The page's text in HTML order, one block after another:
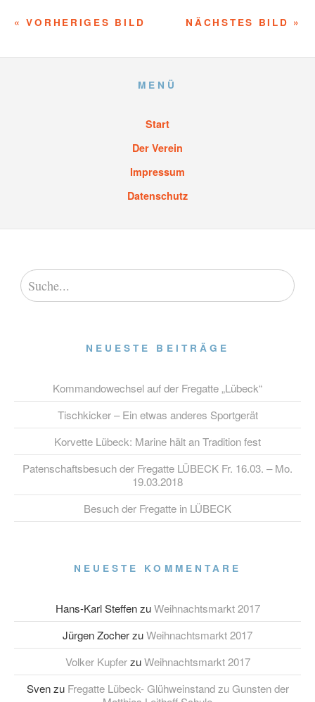
NÄCHSTES BILD »
« VORHERIGES BILD
MENÜ
Start
Der Verein
Impressum
Datenschutz
NEUESTE BEITRÄGE
Kommandowechsel auf der Fregatte „Lübeck“
Tischkicker – Ein etwas anderes Sportgerät
Korvette Lübeck: Marine hält an Tradition fest
Patenschaftsbesuch der Fregatte LÜBECK Fr. 16.03. – Mo.
19.03.2018
Besuch der Fregatte in LÜBECK
NEUESTE KOMMENTARE
Hans-Karl SteffenzuWeihnachtsmarkt 2017
Jürgen ZocherzuWeihnachtsmarkt 2017
Volker KupferzuWeihnachtsmarkt 2017
Svenzu Fregatte Lübeck- Glühweinstand zu Gunsten der